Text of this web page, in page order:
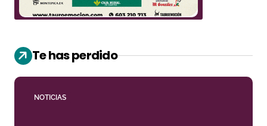
Te has perdido
NOTICIAS